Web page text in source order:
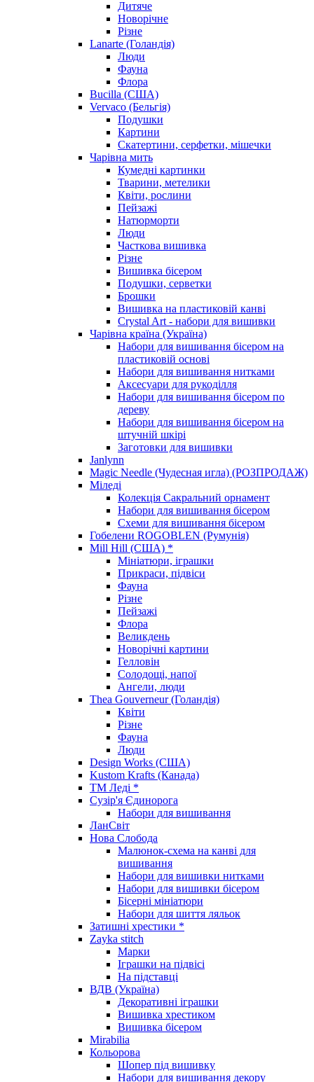
Дитяче
Новорічне
Різне
Lanarte (Голандія)
Люди
Фауна
Флора
Bucilla (США)
Vervaco (Бельгія)
Подушки
Картини
Скатертини, серфетки, мішечки
Чарiвна мить
Кумедні картинки
Тварини, метелики
Квіти, рослини
Пейзажі
Натюрморти
Люди
Часткова вишивка
Різне
Вишивка бісером
Подушки, серветки
Брошки
Вишивка на пластиковій канві
Crystal Art - набори для вишивки
Чарівна країна (Україна)
Набори для вишивання бісером на
пластиковій основі
Набори для вишивання нитками
Аксесуари для рукоділля
Набори для вишивання бісером по
дереву
Набори для вишивання бісером на
штучній шкірі
Заготовки для вишивки
Janlynn
Magic Needle (Чудесная игла) (РОЗПРОДАЖ)
Міледі
Колекція Сакральний орнамент
Набори для вишивання бісером
Схеми для вишивання бісером
Гобелени ROGOBLEN (Румунія)
Mill Hill (США) *
Мініатюри, іграшки
Прикраси, підвіси
Фауна
Різне
Пейзажі
Флора
Великдень
Новорічні картини
Гелловін
Солодощі, напої
Ангели, люди
Thea Gouverneur (Голандія)
Квіти
Різне
Фауна
Люди
Design Works (США)
Kustom Krafts (Канада)
ТМ Леді *
Сузір'я Єдинорога
Набори для вишивання
ЛанСвіт
Нова Слобода
Малюнок-схема на канві для
вишивання
Набори для вишивки нитками
Набори для вишивки бісером
Бісерні мініатюри
Набори для шиття ляльок
Затишні хрестики *
Zayka stitch
Марки
Іграшки на підвісі
На підставці
ВДВ (Україна)
Декоративні іграшки
Вишивка хрестиком
Вишивка бісером
Mirabilia
Кольорова
Шопер під вишивку
Набори для вишивання декору